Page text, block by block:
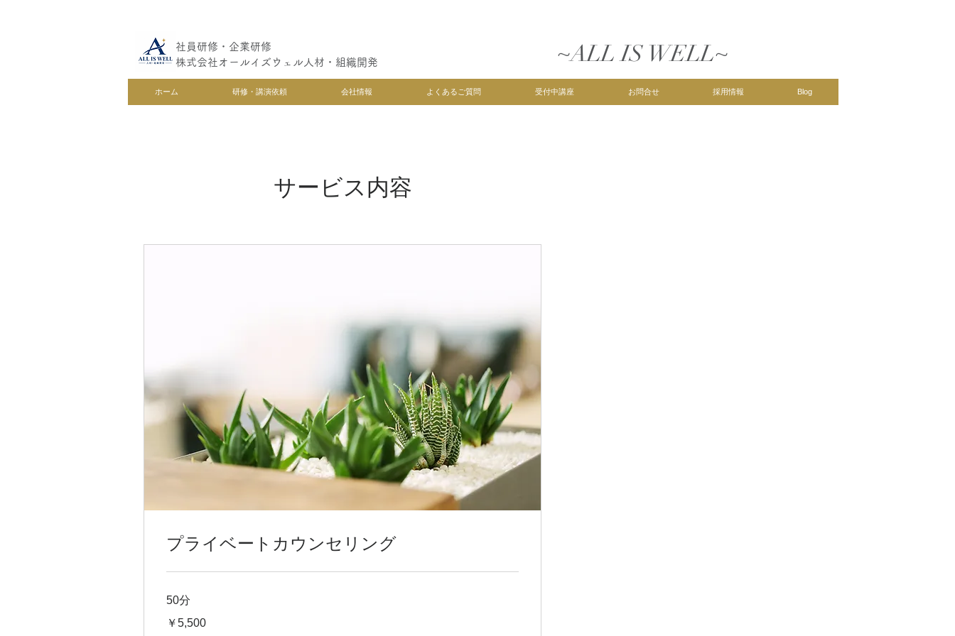
社員研修・企業研修
株式会社オールイズウェル人材・組織開発
~ALL IS WELL~
ホーム 研修・講演依頼 会社情報 よくあるご質問 受付中講座 お問合せ 採用情報 Blog
サービス内容
プライベートカウンセリング
50分
円
￥5,500